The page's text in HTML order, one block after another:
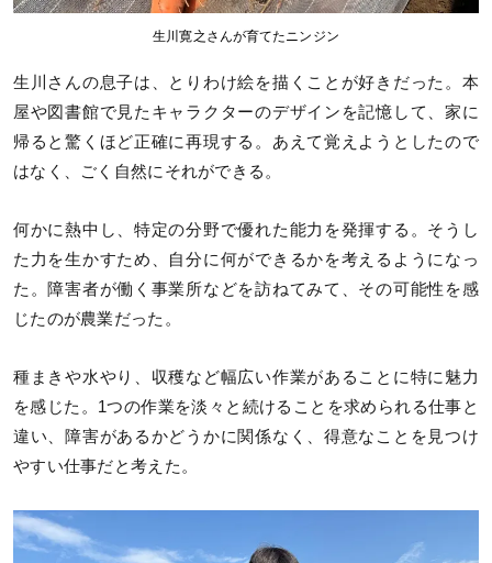
生川寛之さんが育てたニンジン
生川さんの息子は、とりわけ絵を描くことが好きだった。本
屋や図書館で見たキャラクターのデザインを記憶して、家に
帰ると驚くほど正確に再現する。あえて覚えようとしたので
はなく、ごく自然にそれができる。
何かに熱中し、特定の分野で優れた能力を発揮する。そうし
た力を生かすため、自分に何ができるかを考えるようになっ
た。障害者が働く事業所などを訪ねてみて、その可能性を感
じたのが農業だった。
種まきや水やり、収穫など幅広い作業があることに特に魅力
を感じた。1つの作業を淡々と続けることを求められる仕事と
違い、障害があるかどうかに関係なく、得意なことを見つけ
やすい仕事だと考えた。